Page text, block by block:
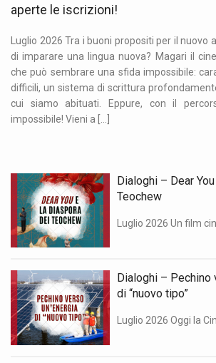
aperte le iscrizioni!
Luglio 2026 Tra i buoni propositi per il nuovo
di imparare una lingua nuova? Magari il
che può sembrare una sfida impossibile:
difficili, un sistema di scrittura
cui siamo abituati. Eppure, con il
impossibile! Vieni a […]
Dialoghi – Dear
Teochew
Dialoghi – Pechino
di “nuovo tipo”